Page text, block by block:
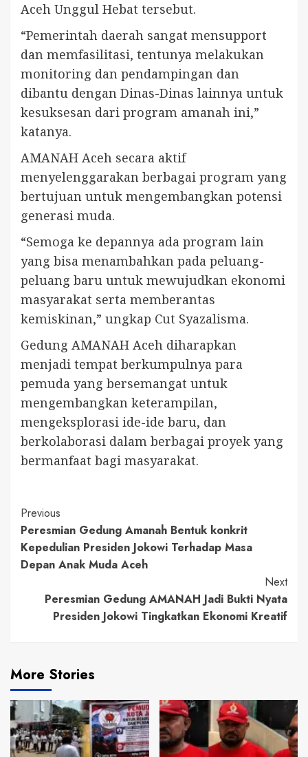
Aceh Unggul Hebat tersebut.
“Pemerintah daerah sangat mensupport
dan memfasilitasi, tentunya melakukan
monitoring dan pendampingan dan
dibantu dengan Dinas-Dinas lainnya untuk
kesuksesan dari program amanah ini,”
katanya.
AMANAH Aceh secara aktif
menyelenggarakan berbagai program yang
bertujuan untuk mengembangkan potensi
generasi muda.
“Semoga ke depannya ada program lain
yang bisa menambahkan pada peluang-
peluang baru untuk mewujudkan ekonomi
masyarakat serta memberantas
kemiskinan,” ungkap Cut Syazalisma.
Gedung AMANAH Aceh diharapkan
menjadi tempat berkumpulnya para
pemuda yang bersemangat untuk
mengembangkan keterampilan,
mengeksplorasi ide-ide baru, dan
berkolaborasi dalam berbagai proyek yang
bermanfaat bagi masyarakat.
Continue
Reading
Previous
Peresmian Gedung Amanah Bentuk konkrit
Kepedulian Presiden Jokowi Terhadap Masa
Depan Anak Muda Aceh
Next
Peresmian Gedung AMANAH Jadi Bukti Nyata
Presiden Jokowi Tingkatkan Ekonomi Kreatif
More Stories